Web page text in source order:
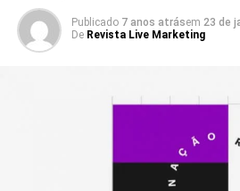
Publicado 7 anos atrásem 23 de
De Revista Live Marketing